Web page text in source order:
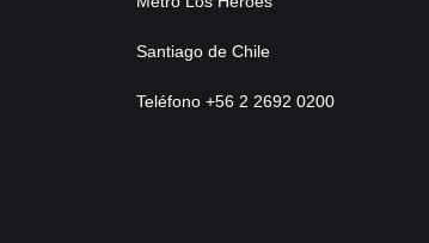
Santiago de Chile
Teléfono +56 2 2692 0200